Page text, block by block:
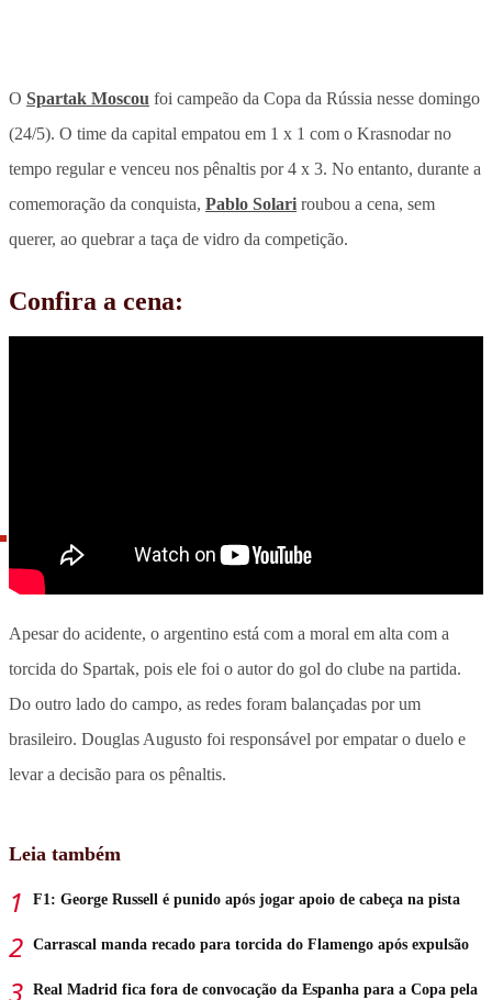
O Spartak Moscou foi campeão da Copa da Rússia nesse domingo
(24/5). O time da capital empatou em 1 x 1 com o Krasnodar no
tempo regular e venceu nos pênaltis por 4 x 3. No entanto, durante a
comemoração da conquista, Pablo Solari roubou a cena, sem
querer, ao quebrar a taça de vidro da competição.
Confira a cena:
Apesar do acidente, o argentino está com a moral em alta com a
torcida do Spartak, pois ele foi o autor do gol do clube na partida.
Do outro lado do campo, as redes foram balançadas por um
brasileiro. Douglas Augusto foi responsável por empatar o duelo e
levar a decisão para os pênaltis.
Leia também
F1: George Russell é punido após jogar apoio de cabeça na pista
Carrascal manda recado para torcida do Flamengo após expulsão
Real Madrid fica fora de convocação da Espanha para a Copa pela